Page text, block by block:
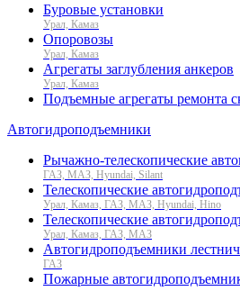
Буровые установки
Урал, Камаз
Опоровозы
Урал, Камаз
Агрегаты заглубления анкеров
Урал, Камаз
Подъемные агрегаты ремонта
Автогидроподъемники
Рычажно-телескопические
ГАЗ, МАЗ, Hyundai, Silant
Телескопические
Урал, Камаз, ГАЗ, МАЗ, Hyundai, Hino
Телескопические
Урал, Камаз, ГАЗ, МАЗ
Автогидроподъемники
ГАЗ
Пожарные